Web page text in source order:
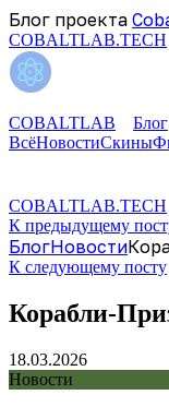
Блог проекта
COBALTLAB.TECH
COBALTLAB
Блог
ВсёНовостиСкины
COBALTLAB.TECH
К предыдущему
БлогНовости
К следующему посту
Корабли-
18.03.2026
Новости